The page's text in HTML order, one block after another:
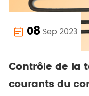
 08 Sep 2023
Contrôle de la
courants du